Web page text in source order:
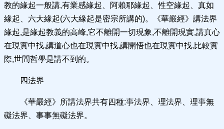
教的緣起一般講,有業感緣起、阿賴耶緣起、性空緣起、真如
緣起、六大緣起(六大緣起是密宗所講的)。《華嚴經》講法界
緣起,是緣起教義的高峰,它不離開一切現象,不離開現實,講真心
在現實中找,講道心也在現實中找,講開悟也在現實中找,比較實
際,世間哲學是講不到的。
四法界
《華嚴經》所講法界共有四種:事法界、理法界、理事無
礙法界、事事無礙法界。